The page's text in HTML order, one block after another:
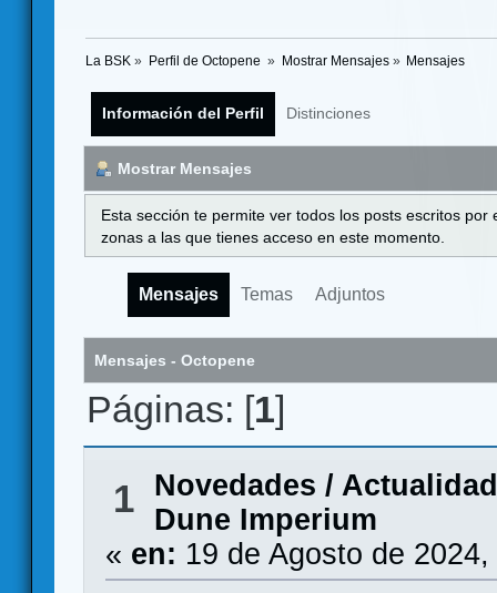
La BSK » Perfil de Octopene » Mostrar Mensajes» Mensajes
Información del Perfil Distinciones
Mostrar Mensajes
Esta sección te permite ver todos los posts escritos
zonas a las que tienes acceso en este momento.
Mensajes Temas Adjuntos
Mensajes - Octopene
Páginas: [1]
1
Novedades / Actualidad
Dune Imperium
« en: 19 de Agosto de